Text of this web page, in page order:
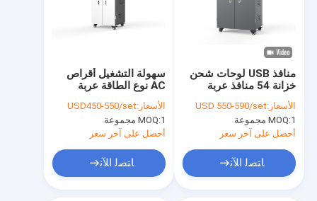
سهولة التشغيل أقراص
AC نوع الطاقة عربة
الشحن
الأسعار:USD450-550/set
MOQ:1 مجموعة
أحصل على آخر سعر
ﺎﺘﺼﻟ ﺍﻶﻧ
منافذ USB لوحات شحن
خزانة 54 منافذ عربة
شحن USB
الأسعار:USD 550-590/set
MOQ:1 مجموعة
أحصل على آخر سعر
ﺎﺘﺼﻟ ﺍﻶﻧ